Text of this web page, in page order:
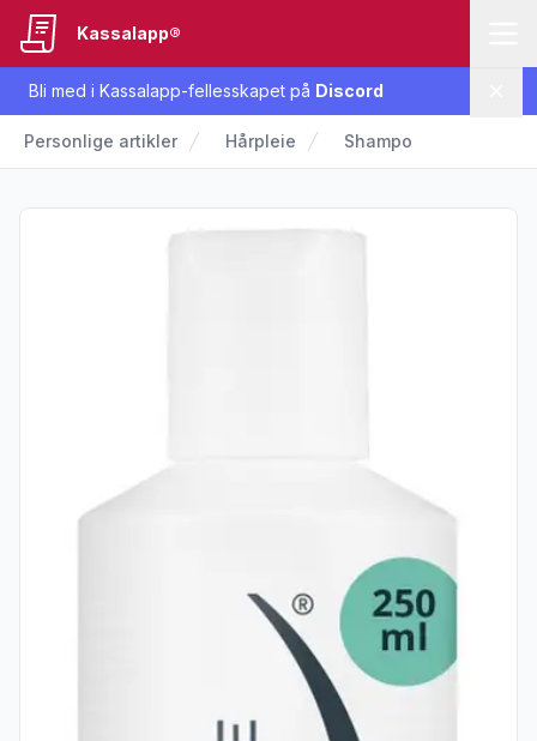
Bli med i Kassalapp-fellesskapet på Discord
Kassalapp®
Personlige artikler Hårpleie Shampo